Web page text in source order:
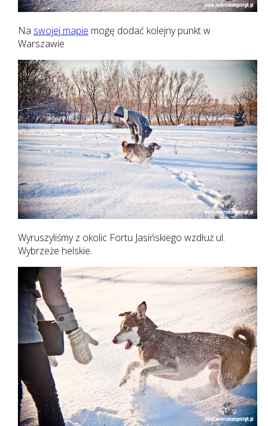
Na swojej mapie mogę dodać kolejny punkt w
Warszawie
Wyruszyliśmy z okolic Fortu Jasińskiego wzdłuż ul.
Wybrzeże helskie.